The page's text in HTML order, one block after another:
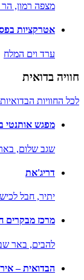
מצפה רמון, הר
אטרקציות
ערד וים המלח
חוויה בדואית
לכל החוויות הבדואיות
מפגש אותנטי
שגב שלום,
דריג'את
יתיר, חבל לכיש
מרכז מבקרים
להבים, באר
הבדואית –